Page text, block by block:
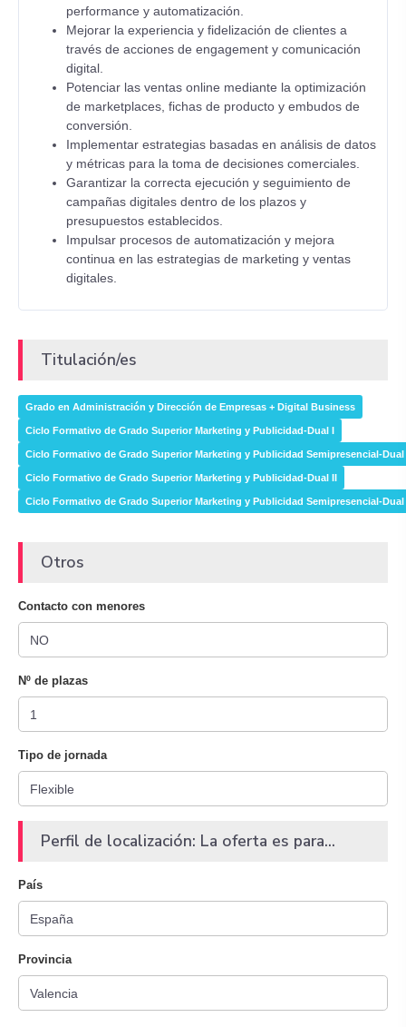
performance y automatización.
Mejorar la experiencia y fidelización de clientes a
través de acciones de engagement y comunicación
digital.
Potenciar las ventas online mediante la optimización
de marketplaces, fichas de producto y embudos de
conversión.
Implementar estrategias basadas en análisis de datos
y métricas para la toma de decisiones comerciales.
Garantizar la correcta ejecución y seguimiento de
campañas digitales dentro de los plazos y
presupuestos establecidos.
Impulsar procesos de automatización y mejora
continua en las estrategias de marketing y ventas
digitales.
Titulación/es
Grado en Administración y Dirección de Empresas + Digital Business
Ciclo Formativo de Grado Superior Marketing y Publicidad-Dual I
Ciclo Formativo de Grado Superior Marketing y Publicidad Semipresencial-Dual
Ciclo Formativo de Grado Superior Marketing y Publicidad-Dual II
Ciclo Formativo de Grado Superior Marketing y Publicidad Semipresencial-Dual
Otros
Contacto con menores
Nº de plazas
Tipo de jornada
Perfil de localización: La oferta es para...
País
Provincia